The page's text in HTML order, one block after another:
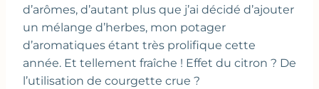
d’arômes, d’autant plus que j’ai décidé d’ajouter
un mélange d’herbes, mon potager
d’aromatiques étant très prolifique cette
année. Et tellement fraîche ! Effet du citron ? De
l’utilisation de courgette crue ?